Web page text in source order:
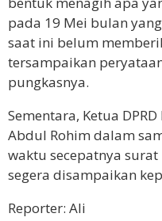
pada 19 Mei bulan
saat ini belum
tersampaikan
pungkasnya.
Sementara, Ketua
Abdul Rohim dalam
waktu secepatnya
segera disampaikan
Reporter: Ali